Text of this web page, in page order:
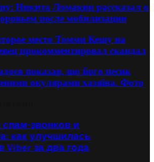
Никита Ломакин рассказал о
после мобилизации
место Томми Кешу на
прокомментировал скандал
показав, що його песик
окулярами хазяїна. Фото
звонков и
как улучшилась
Viber за два года